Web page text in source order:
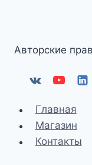
Авторские
Главная
Магазин
Контакты